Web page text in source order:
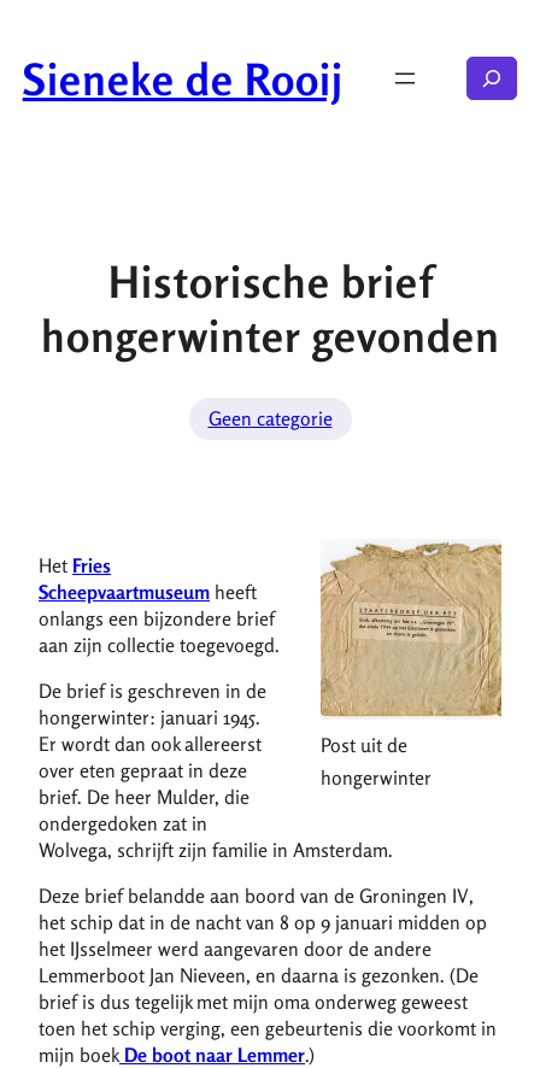
naar
deSieneke de Rooij Zoeken
Historische brief
hongerwinter gevonden
Geen categorie
Post uit de
hongerwinter
Het Fries
Scheepvaartmuseum heeft
onlangs een bijzondere brief
aan zijn collectie toegevoegd.
De brief is geschreven in de
hongerwinter: januari 1945.
Er wordt dan ook allereerst
over eten gepraat in deze
brief. De heer Mulder, die
ondergedoken zat in
Wolvega, schrijft zijn familie in Amsterdam.
Deze brief belandde aan boord van de Groningen IV,
het schip dat in de nacht van 8 op 9 januari midden op
het IJsselmeer werd aangevaren door de andere
Lemmerboot Jan Nieveen, en daarna is gezonken. (De
brief is dus tegelijk met mijn oma onderweg geweest
toen het schip verging, een gebeurtenis die voorkomt in
mijn boek De boot naar Lemmer.)